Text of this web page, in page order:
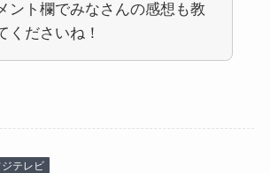
ント欄でみなさんの感想も教
くださいね！
ジテレビ